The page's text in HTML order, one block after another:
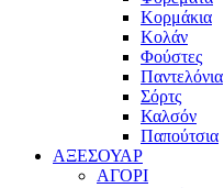
Κορμάκια
Κολάν
Φούστες
Παντελόνια
Σόρτς
Καλσόν
Παπούτσια
ΑΞΕΣΟΥΑΡ
ΑΓΟΡΙ